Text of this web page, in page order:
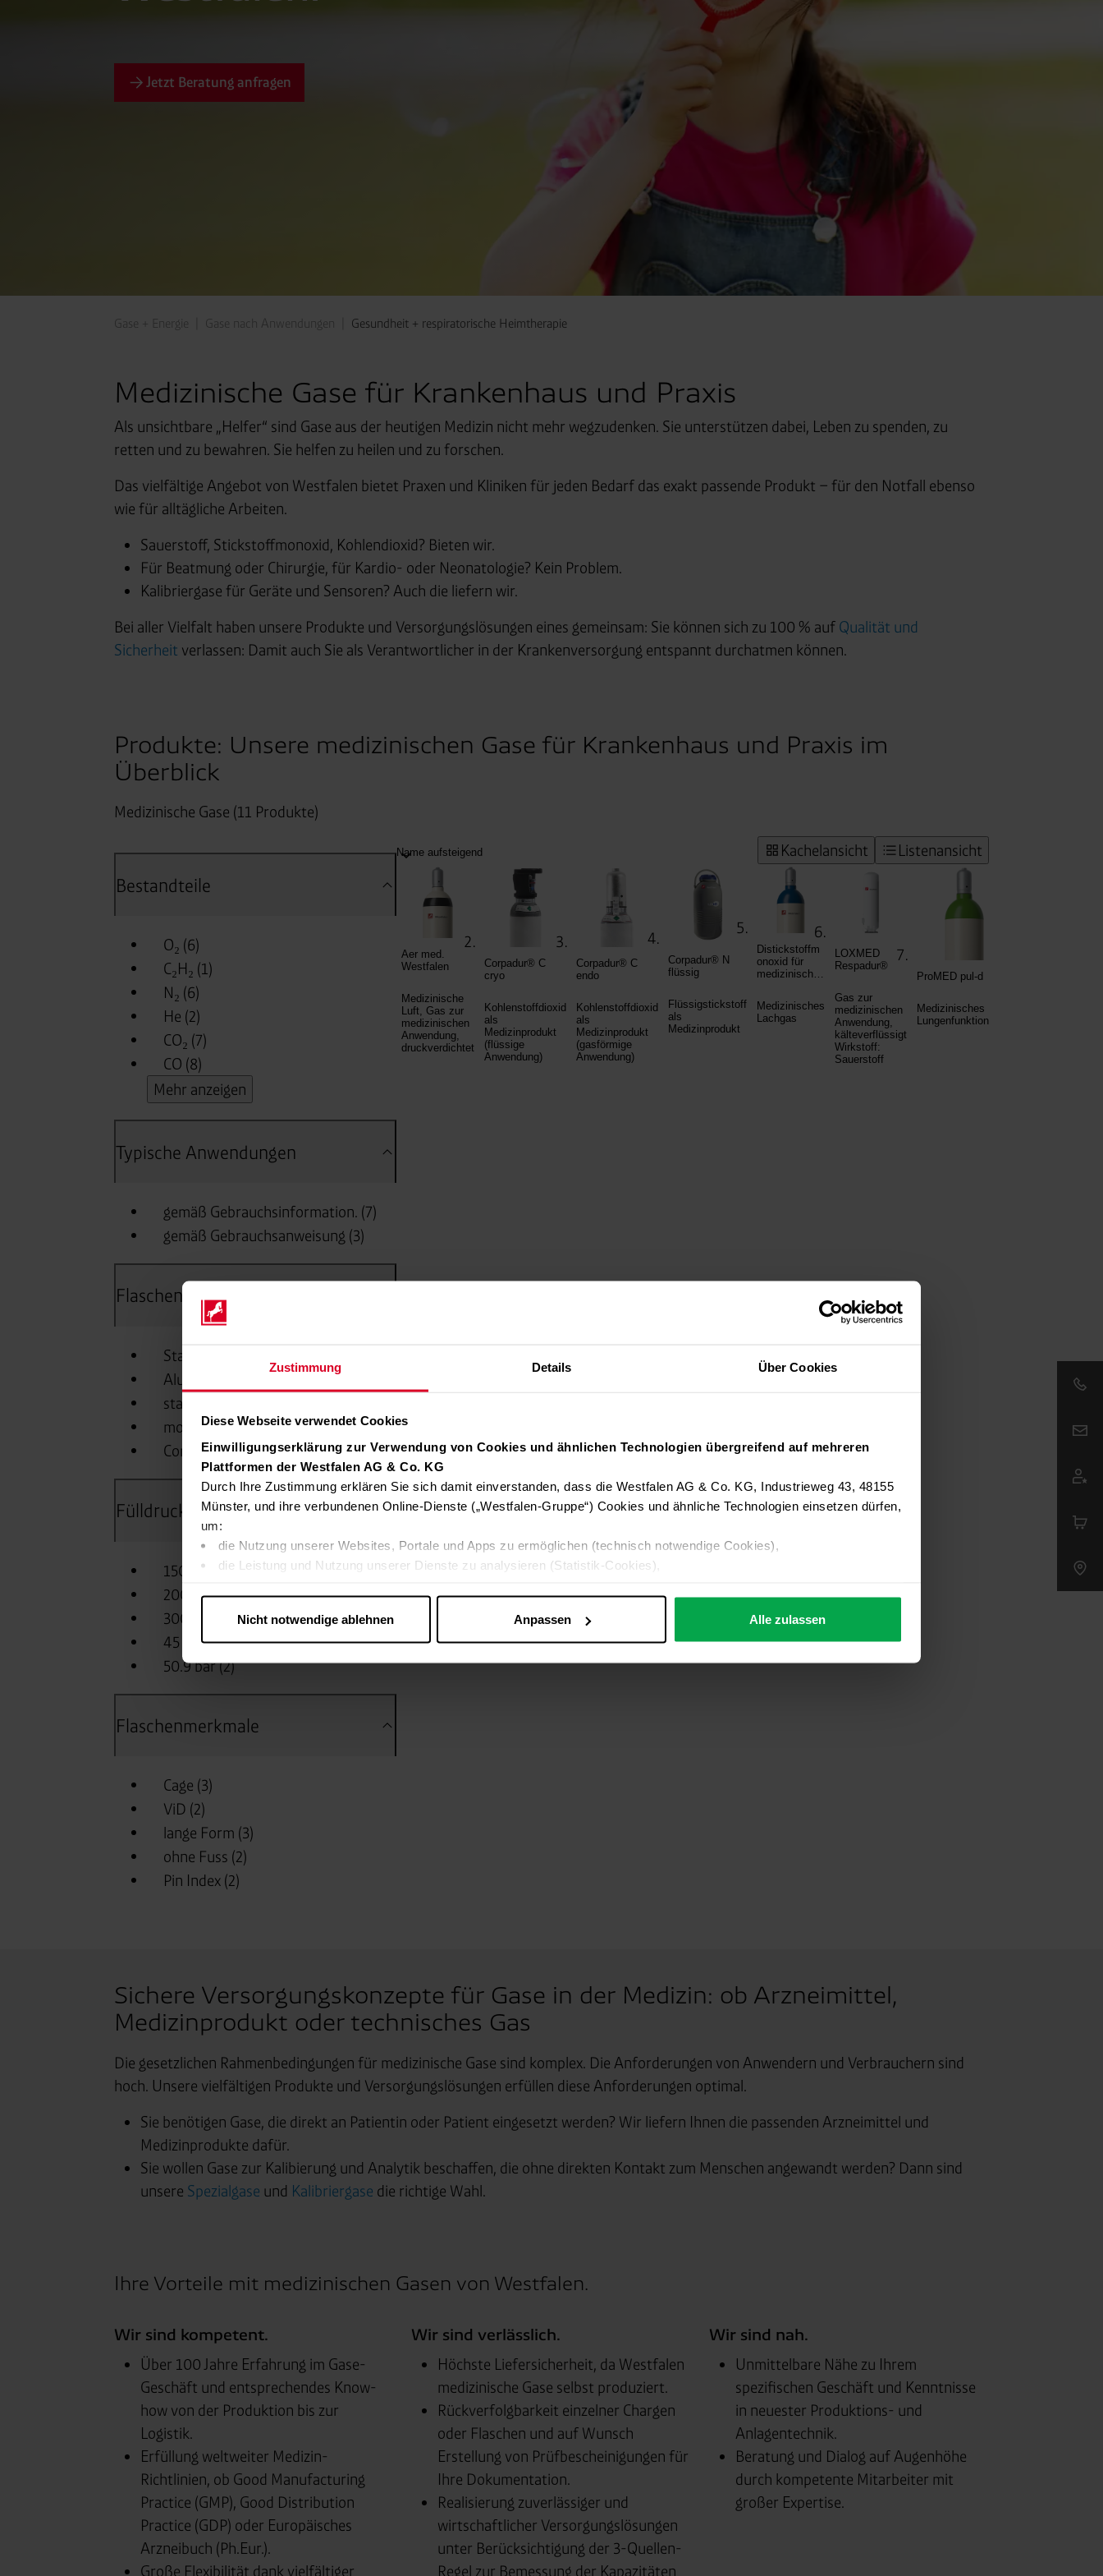
Zustimmung Details Über Cookies
Diese Webseite verwendet Cookies
Einwilligungserklärung zur Verwendung von Cookies und ähnlichen Technologien übergreifend auf mehreren
Plattformen der Westfalen AG & Co. KG
Durch Ihre Zustimmung erklären Sie sich damit einverstanden, dass die Westfalen AG & Co. KG, Industrieweg 43, 48155
Münster, und ihre verbundenen Online-Dienste („Westfalen-Gruppe“) Cookies und ähnliche Technologien einsetzen dürfen,
um:
die Nutzung unserer Websites, Portale und Apps zu ermöglichen (technisch notwendige Cookies),
die Leistung und Nutzung unserer Dienste zu analysieren (Statistik-Cookies),
Diese Einwilligung gilt für alle Online-Dienste der Westfalen-Gruppe, die ein gemeinsames Consent-Management-System
nutzen. Ihre Entscheidung wird domainübergreifend erkannt und respektiert, damit Sie nicht auf jeder Plattform erneut
Rechtsgrundlage:
Empfänger und Datenübermittlung:
Consent-Management) sowie an Partner in Drittländern übermittelt werden. Wenn eine Übermittlung in ein Land ohne
angemessenes Datenschutzniveau erfolgt, stellen wir geeignete Garantien gemäß Art. 46 DSGVO sicher (z. B. EU-
Standardvertragsklauseln).
Nicht notwendige ablehnen Anpassen Alle zulassen
Jetzt Beratung anfragen
Gase + Energie Gase nach Anwendungen Gesundheit + respiratorische Heimtherapie
Medizinische Gase für Krankenhaus und Praxis
Als unsichtbare „Helfer“ sind Gase aus der heutigen Medizin nicht mehr wegzudenken. Sie unterstützen dabei, Leben zu spenden, zu
retten und zu bewahren. Sie helfen zu heilen und zu forschen.
Das vielfältige Angebot von Westfalen bietet Praxen und Kliniken für jeden Bedarf das exakt passende Produkt – für den Notfall ebenso
wie für alltägliche Arbeiten.
Sauerstoff, Stickstoffmonoxid, Kohlendioxid? Bieten wir.
Für Beatmung oder Chirurgie, für Kardio- oder Neonatologie? Kein Problem.
Kalibriergase für Geräte und Sensoren? Auch die liefern wir.
Bei aller Vielfalt haben unsere Produkte und Versorgungslösungen eines gemeinsam: Sie können sich zu 100 % auf Qualität und
Sicherheit verlassen: Damit auch Sie als Verantwortlicher in der Krankenversorgung entspannt durchatmen können.
Produkte: Unsere medizinischen Gase für Krankenhaus und Praxis im
Überblick
Sichere Versorgungskonzepte für Gase in der Medizin: ob Arzneimittel,
Medizinprodukt oder technisches Gas
Die gesetzlichen Rahmenbedingungen für medizinische Gase sind komplex. Die Anforderungen von Anwendern und Verbrauchern sind
hoch. Unsere vielfältigen Produkte und Versorgungslösungen erfüllen diese Anforderungen optimal.
Sie benötigen Gase, die direkt an Patientin oder Patient eingesetzt werden? Wir liefern Ihnen die passenden Arzneimittel und
Medizinprodukte dafür.
Sie wollen Gase zur Kalibierung und Analytik beschaffen, die ohne direkten Kontakt zum Menschen angewandt werden? Dann sind
unsere Spezialgase und Kalibriergase die richtige Wahl.
Ihre Vorteile mit medizinischen Gasen von Westfalen.
Wir sind kompetent.
Über 100 Jahre Erfahrung im Gase-
Geschäft und entsprechendes Know-
how von der Produktion bis zur
Logistik.
Erfüllung weltweiter Medizin-
Richtlinien, ob Good Manufacturing
Practice (GMP), Good Distribution
Practice (GDP) oder Europäisches
Arzneibuch (Ph.Eur.).
Große Flexibilität dank vielfältiger
Wir sind verlässlich.
Höchste Liefersicherheit, da Westfalen
medizinische Gase selbst produziert.
Rückverfolgbarkeit einzelner Chargen
oder Flaschen und auf Wunsch
Erstellung von Prüfbescheinigungen für
Ihre Dokumentation.
Realisierung zuverlässiger und
wirtschaftlicher Versorgungslösungen
unter Berücksichtigung der 3-Quellen-
Regel zur Bemessung der Kapazitäten
Wir sind nah.
Unmittelbare Nähe zu Ihrem
spezifischen Geschäft und Kenntnisse
in neuester Produktions- und
Anlagentechnik.
Beratung und Dialog auf Augenhöhe
durch kompetente Mitarbeiter mit
großer Expertise.